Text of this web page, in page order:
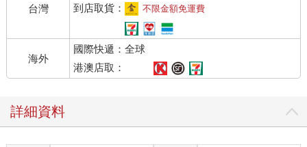
樓」嗎？
你一定想不到⋯⋯我現在人就在裡面！這可是絕無僅有、親自與
怪談接觸的機會！我打算在裡面待個幾天，到時再把拍到的照片
跟影片傳給你，你不是要做怪談企劃？這肯定能幫到你的忙！所
以⋯⋯
咳嗯，所以我們那個原本說好的截稿日，能再往後延億點點嗎？
以下是我的記錄。
第一天。
台灣
到店取貨：
不限金額免運費
海外
國際快遞：全球
港澳店取：
詳細資料